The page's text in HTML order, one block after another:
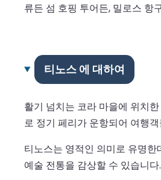
류든 섬 호핑 투어든, 밀로스 항
티노스 에 대하여
활기 넘치는 코라 마을에 위치
로 정기 페리가 운항되어 여행
티노스는 영적인 의미로 유명
예술 전통을 감상할 수 있습니